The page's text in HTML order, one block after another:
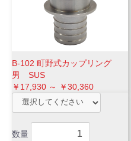
B-102 町野式カップリング
男 SUS
￥17,930 ～ ￥30,360
数量